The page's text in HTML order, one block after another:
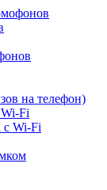
на телефон)
Fi
Wi-Fi